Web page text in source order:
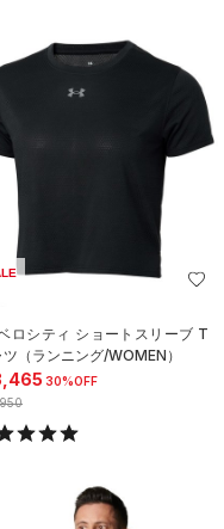
ロシティ ショートスリーブ T
ツ（ランニング/WOMEN）
30%OFF